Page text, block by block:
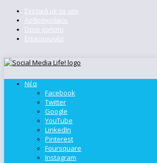
Σχετικά με το site
Αρθρογράφοι
Όροι χρήσης
Επικοινωνία
Νέα
Facebook
Twitter
Google
YouTube
LinkedIn
Pinterest
Foursquare
Instagram